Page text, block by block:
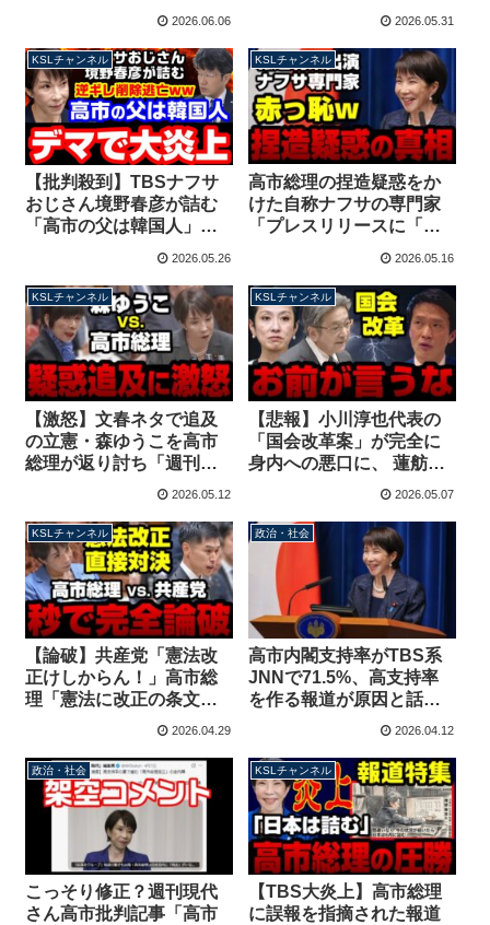
得票率も引き上げなら議
ネル】
2026.06.06
か？自分で確認した
ボッコ【KSLチャンネ
ル】
2026.05.31
KSLチャンネル
【批判殺到】TBSナフサ
おじさん境野春彦が詰む
「高市の父は韓国人」差
逃亡→指摘に逆ギレ
【KSLチャンネル】
2026.05.26
KSLチャンネル
高市総理の捏造疑惑をか
けた自称ナフサの専門家
「プレスリリースに「政
どの文言はない！」→あ
りました【KSLチャンネ
ル】
2026.05.16
KSLチャンネル
【激怒】文春ネタで追及
の立憲・森ゆうこを高市
総理が返り討ち「週刊誌
より秘書を信じる！」落
動画？【KSLチャンネ
ル】
2026.05.12
KSLチャンネル
【悲報】小川淳也代表の
「国会改革案」が完全に
身内への悪口に、 蓮舫・
杉尾を名指しで批判して
【KSLチャンネル】
2026.05.07
KSLチャンネル
【論破】共産党「憲法改
正けしからん！」高市総
理「憲法に改正の条文あ
りますけど？」護憲論理
チャンネル】
2026.04.29
政治・社会
高市内閣支持率がTBS系
JNNで71.5%、高支持率
を作る報道が原因と話題
に→なお、報道特集とサ
【KSL-Live!】
2026.04.12
政治・社会
こっそり修正？週刊現代
さん高市批判記事「高市
KSLチャンネル
【TBS大炎上】高市総理
に誤報を指摘された報道